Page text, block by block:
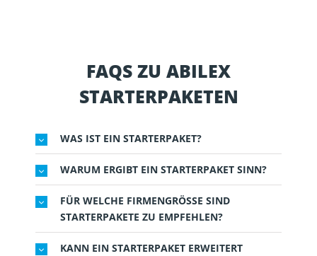
FAQS ZU ABILEX
STARTERPAKETEN
WAS IST EIN STARTERPAKET?
WARUM ERGIBT EIN STARTERPAKET SINN?
FÜR WELCHE FIRMENGRÖSSE SIND S
TARTERPAKETE ZU EMPFEHLEN?
KANN EIN STARTERPAKET ERWEITERT